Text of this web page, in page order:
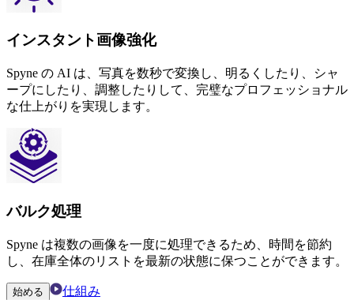
インスタント画像強化
Spyne の AI は、写真を数秒で変換し、明るくしたり、シャ
ープにしたり、調整したりして、完璧なプロフェッショナル
な仕上がりを実現します。
バルク処理
Spyne は複数の画像を一度に処理できるため、時間を節約
し、在庫全体のリストを最新の状態に保つことができます。
始める 仕組み